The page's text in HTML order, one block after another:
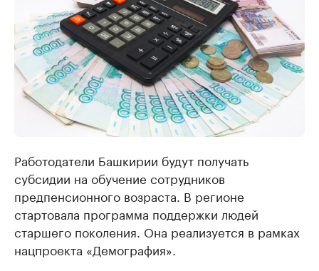
Работодатели Башкирии будут получать
субсидии на обучение сотрудников
предпенсионного возраста. В регионе
стартовала программа поддержки людей
старшего поколения. Она реализуется в рамках
нацпроекта «Демография».